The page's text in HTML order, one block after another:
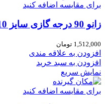
برای مقایسه اضافه کنید
زانو 90 درجه گازی سایز 10
1,512,000 تومان
افزودن به علاقه مندی
افزودن به سبد خرید
نمایش سریع
برای مقایسه اضافه کنید